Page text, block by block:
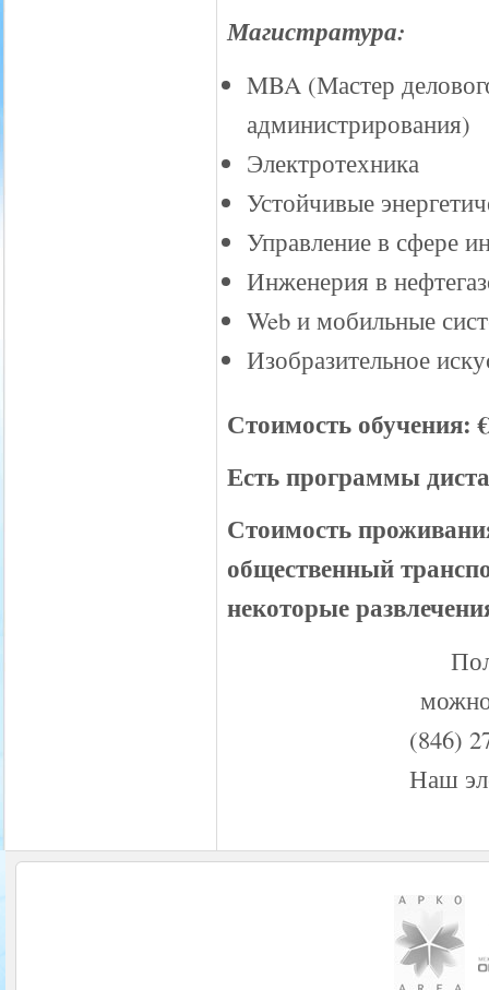
Магистратура:
MBA (Мастер
администрирования)
Электротехника
Устойчивые
Управление в сфере
Инженерия в
Web и мобильные
Изобразительное
Стоимость обучения:
Есть программы
Стоимость
общественный
некоторые
(846)
Наш